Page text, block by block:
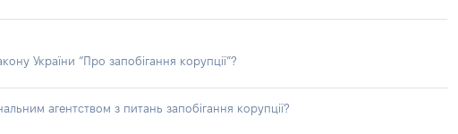
України “Про запобігання корупції”?
агентством з питань запобігання корупції?